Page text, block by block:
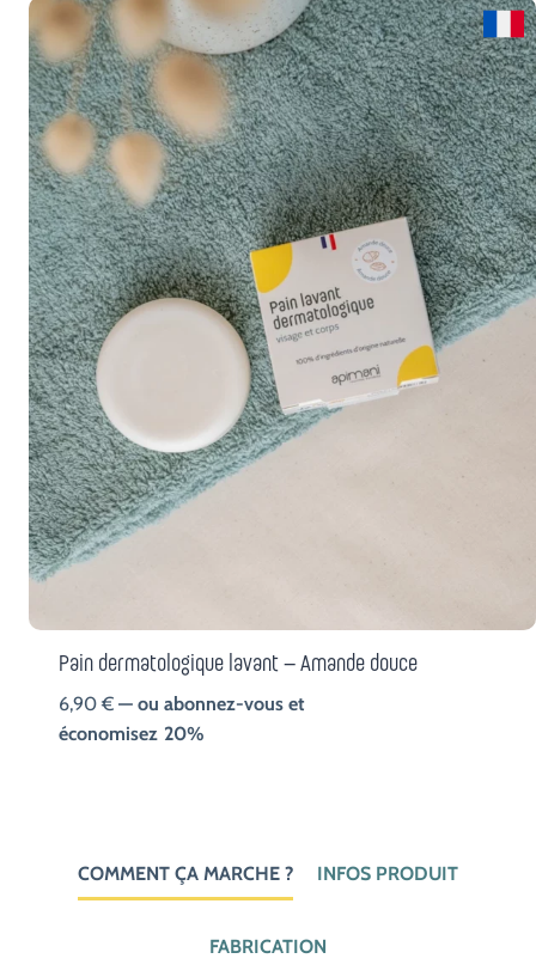
Pain dermatologique lavant – Amande douce
6,90€ —ou abonnez-vous et
économisez 20%
COMMENT ÇA MARCHE ? INFOS PRODUIT
FABRICATION